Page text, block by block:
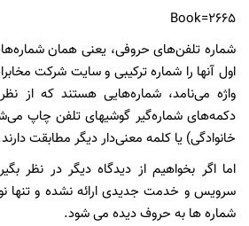
Book=۲۶۶۵
شماره تلفن‌های حروفی، یعنی همان
اول آنها را شماره ترکیبی و سایت شرکت
واژه می‌نامد، شماره‌هایی هستند که از
دکمه‌های شماره‌گیر گوشیهای تلفن چاپ
خانوادگی) یا کلمه معنی‌دار دیگر مطابقت
اما اگر بخواهیم از دیدگاه دیگر در نظر
سرویس و خدمت جدیدی ارائه نشده و تنها
شماره ها به حروف دیده می شود.